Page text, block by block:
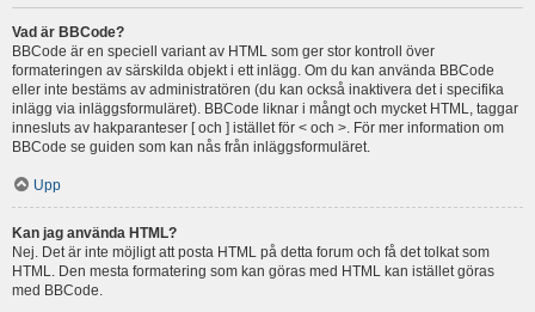
Vad är BBCode?
BBCode är en speciell variant av HTML som ger stor kontroll över
formateringen av särskilda objekt i ett inlägg. Om du kan använda BBCode
eller inte bestäms av administratören (du kan också inaktivera det i specifika
inlägg via inläggsformuläret). BBCode liknar i mångt och mycket HTML, taggar
innesluts av hakparanteser [ och ] istället för < och >. För mer information om
BBCode se guiden som kan nås från inläggsformuläret.
Upp
Kan jag använda HTML?
Nej. Det är inte möjligt att posta HTML på detta forum och få det tolkat som
HTML. Den mesta formatering som kan göras med HTML kan istället göras
med BBCode.